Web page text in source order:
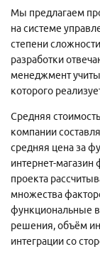
«Пиксель Плюс»
автоматизации
решения — это
магазины,
Заказать
Мы предлагаем
на системе
степени
разработки
менеджмент
которого
Средняя
компании
средняя цена за
интернет-магазин
проекта
множества
функциональные
решения, объём
интеграции со